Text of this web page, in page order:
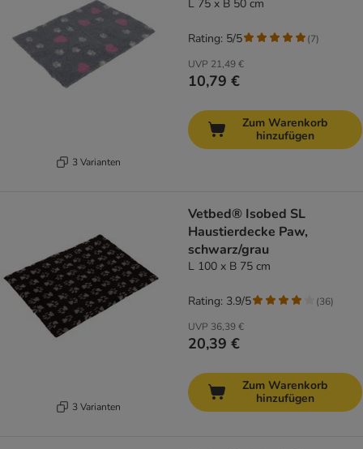
3 Varianten
L 75 x B 50 cm
UVP 21,49 €
10,79 €
Rating: 5/5 (7)
Zum Warenkorb
hinzufügen
3 Varianten
Vetbed® Isobed SL
Haustierdecke Paw,
schwarz/grau
L 100 x B 75 cm
UVP 36,39 €
20,39 €
Rating: 3.9/5 (36)
Zum Warenkorb
hinzufügen